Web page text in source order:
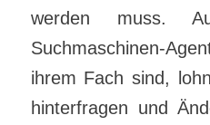
werden muss.
Suchmaschinen-
ihrem Fach sind,
hinterfragen und